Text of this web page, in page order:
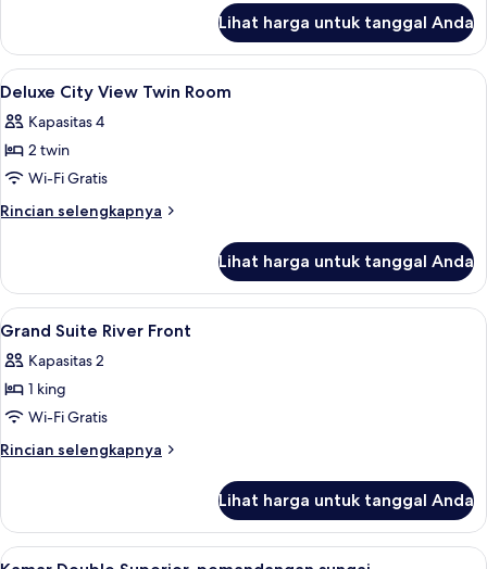
No
View
Standard
Queen
Room
No
View
Lihat harga untuk tanggal Anda
Lihat
semua
foto
untuk
Deluxe
City
Room
Seprai premium, minibar, brankas,
7
Deluxe City View Twin Room
Kapasitas 4
2 twin
Wi-Fi Gratis
Rincian selengkapnya
Rincian
Deluxe
City
View
Room
Lihat harga untuk tanggal Anda
Lihat
semua
foto
untuk
Grand
Suite
Seprai premium, minibar, brankas,
13
Grand Suite River Front
Kapasitas 2
1 king
Wi-Fi Gratis
Rincian selengkapnya
Rincian
Grand
Suite
Lihat harga untuk tanggal Anda
Lihat
Kamar Double Superior,
6